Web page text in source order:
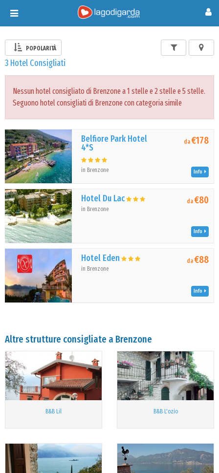
Toggle
navigation
POPOLARITÀ
3 Hotel Consigliati
Nessun hotel consigliato di Brenzone a 1 stelle e 2 stelle e 5 stelle.
Seguono hotel consigliati di Brenzone con categoria simile
Belfiore Park Hotel
4*S
in Brenzone
da€178
Info
Hotel Du Lac
in Brenzone
da€80
Info
Hotel Eden
in Brenzone
da€88
Info
Altre strutture consigliate a Brenzone
B&B Lil B&B L'ozio